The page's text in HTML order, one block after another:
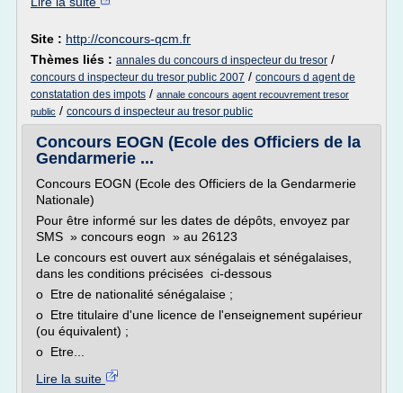
Site : http://concours-qcm.fr
Thèmes liés : annales du concours d inspecteur du tresor /
concours d inspecteur du tresor public 2007 / concours d agent de
constatation des impots / annale concours agent recouvrement tresor
public / concours d inspecteur au tresor public
Concours EOGN (Ecole des Officiers de la
Gendarmerie ...
Concours EOGN (Ecole des Officiers de la Gendarmerie
Nationale)
Pour être informé sur les dates de dépôts, envoyez par
SMS » concours eogn » au 26123
Le concours est ouvert aux sénégalais et sénégalaises,
dans les conditions précisées ci-dessous
o Etre de nationalité sénégalaise ;
o Etre titulaire d'une licence de l'enseignement supérieur
(ou équivalent) ;
o Etre...
Lire la suite